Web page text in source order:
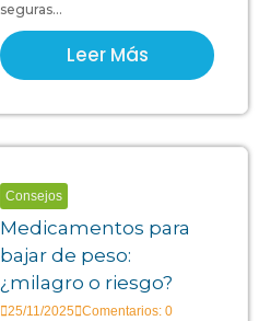
seguras...
Leer Más
Consejos
Medicamentos para
bajar de peso:
¿milagro o riesgo?
25/11/2025 Comentarios: 0